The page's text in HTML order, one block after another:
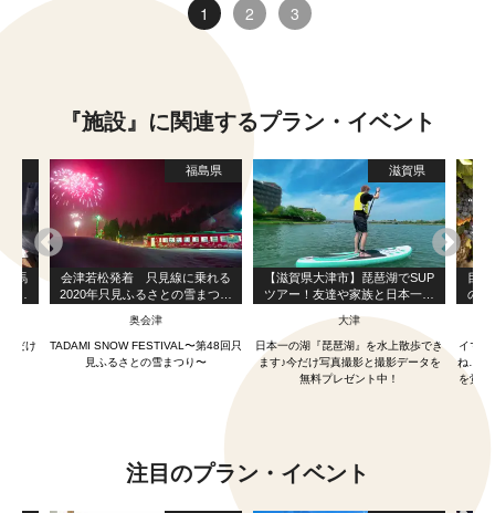
1 2 3
『施設』に関連するプラン・イベント
相馬
ただけ
福島県
会津若松発着 只見線に乗れる
2020年只見ふるさとの雪まつり
奥会津
TADAMI SNOW FESTIVAL〜第48回只
見ふるさとの雪まつり〜
滋賀県
【滋賀県大津市】琵琶湖でSUP
ツアー！友達や家族と日本一の
車で15分とアクセスも良好【今
だけ写真プレゼント付き】
大津
日本一の湖『琵琶湖』を水上散歩でき
ます♪今だけ写真撮影と撮影データを
無料プレゼント中！
目黒
の基
イマイ
ね…そ
を覚え
注目のプラン・イベント